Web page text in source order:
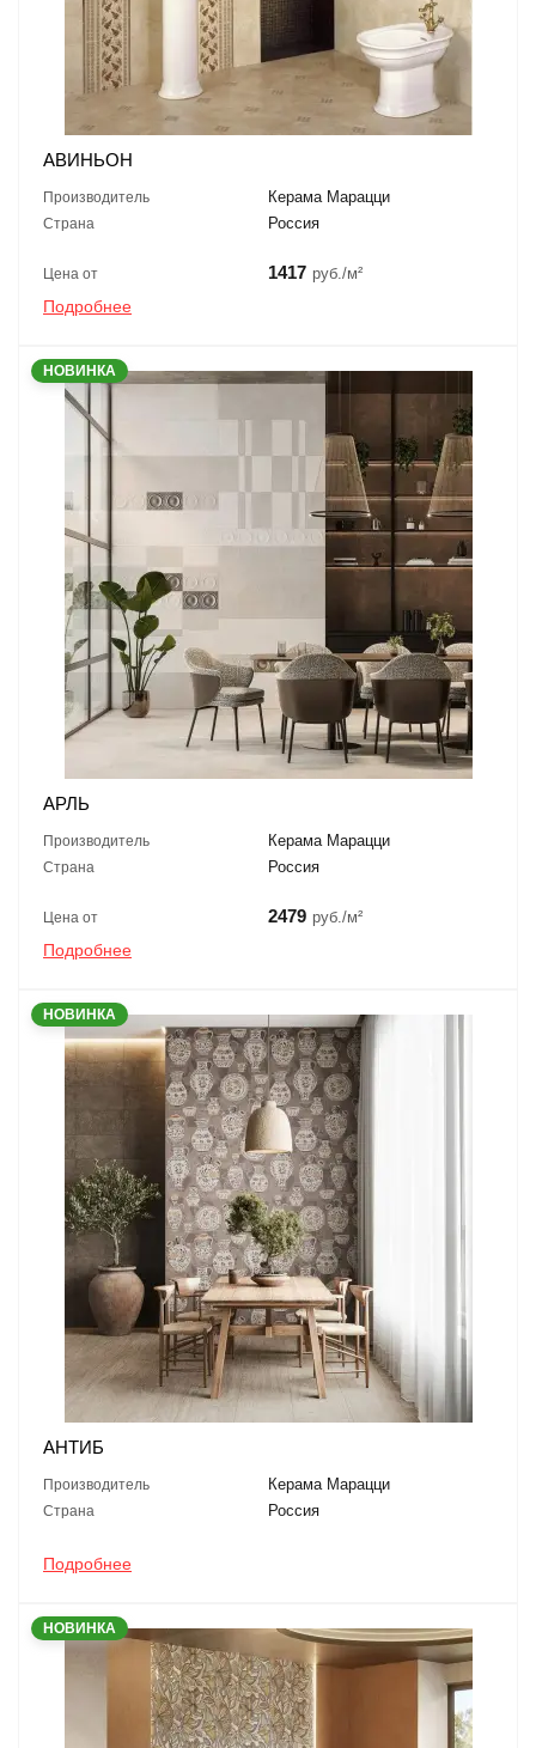
АВИНЬОН
Производитель Керама Марацци
Страна Россия
Цена от 1417 руб./м²
Подробнее
НОВИНКА
АРЛЬ
Производитель Керама Марацци
Страна Россия
Цена от 2479 руб./м²
Подробнее
НОВИНКА
АНТИБ
Производитель Керама Марацци
Страна Россия
Подробнее
НОВИНКА